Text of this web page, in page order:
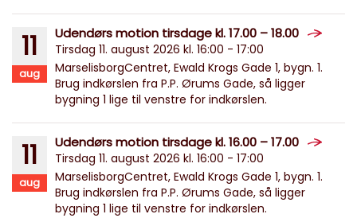
11
aug
Udendørs motion tirsdage kl. 17.00 – 18.00
Tirsdag 11. august 2026 kl. 16:00 - 17:00
MarselisborgCentret, Ewald Krogs Gade 1, bygn. 1.
Brug indkørslen fra P.P. Ørums Gade, så ligger
bygning 1 lige til venstre for indkørslen.
11
aug
Udendørs motion tirsdage kl. 16.00 – 17.00
Tirsdag 11. august 2026 kl. 16:00 - 17:00
MarselisborgCentret, Ewald Krogs Gade 1, bygn. 1.
Brug indkørslen fra P.P. Ørums Gade, så ligger
bygning 1 lige til venstre for indkørslen.